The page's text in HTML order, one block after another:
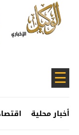
☰
أخبار محلية